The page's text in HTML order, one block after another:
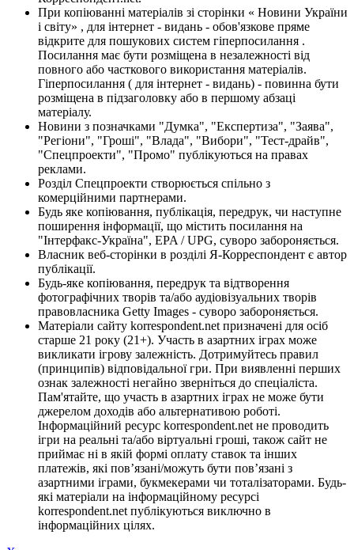
При копіюванні матеріалів зі сторінки « Новини України
і світу» , для інтернет - видань - обов'язкове пряме
відкрите для пошукових систем гіперпосилання .
Посилання має бути розміщена в незалежності від
повного або часткового використання матеріалів.
Гіперпосилання ( для інтернет - видань) - повинна бути
розміщена в підзаголовку або в першому абзаці
матеріалу.
Новини з позначками "Думка", "Експертиза", "Заява",
"Регіони", "Гроші", "Влада", "Вибори", "Тест-драйв",
"Спецпроекти", "Промо" публікуються на правах
реклами.
Розділ Спецпроекти створюється спільно з
комерційними партнерами.
Будь яке копіювання, публікація, передрук, чи наступне
поширення інформації, що містить посилання на
"Інтерфакс-Україна", EPA / UPG, суворо забороняється.
Власник веб-сторінки в розділі Я-Корреспондент є автор
публікації.
Будь-яке копіювання, передрук та відтворення
фотографічних творів та/або аудіовізуальних творів
правовласника Getty Images - суворо забороняється.
Матеріали сайту korrespondent.net призначені для осіб
старше 21 року (21+). Участь в азартних іграх може
викликати ігрову залежність. Дотримуйтесь правил
(принципів) відповідальної гри. При виявленні перших
ознак залежності негайно зверніться до спеціаліста.
Пам'ятайте, що участь в азартних іграх не може бути
джерелом доходів або альтернативою роботі.
Інформаційний ресурс korrespondent.net не проводить
ігри на реальні та/або віртуальні гроші, також сайт не
приймає ні в якій формі оплату ставок та інших
платежів, які пов’язані/можуть бути пов’язані з
азартними іграми, букмекерами чи тоталізаторами. Будь-
які матеріали на інформаційному ресурсі
korrespondent.net публікуються виключно в
інформаційних цілях.